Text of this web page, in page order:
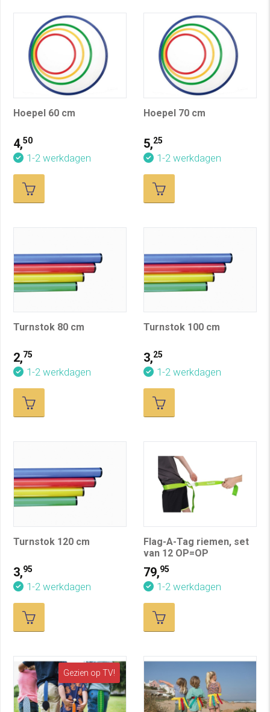
Hoepel 60 cm
4,50
1-2 werkdagen
Hoepel 70 cm
5,25
1-2 werkdagen
Turnstok 80 cm
2,75
1-2 werkdagen
Turnstok 100 cm
3,25
1-2 werkdagen
Turnstok 120 cm
3,95
1-2 werkdagen
Flag-A-Tag riemen, set
van 12 OP=OP
79,95
1-2 werkdagen
Gezien op TV!